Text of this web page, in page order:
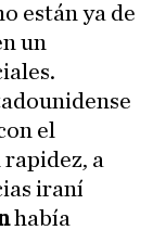
están ya de
un
el
a
iraní
había